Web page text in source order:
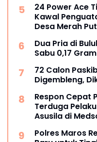
24 Power Ace
Kawal
Desa Merah
Dua Pria di
Sabu 0,17
72 Calon
Digembleng,
Respon Cepat
Terduga
Asusila di
Polres Maros